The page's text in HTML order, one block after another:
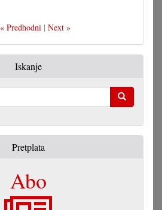
« Predhodni| Next »
Iskanje
Pretplata
Abo